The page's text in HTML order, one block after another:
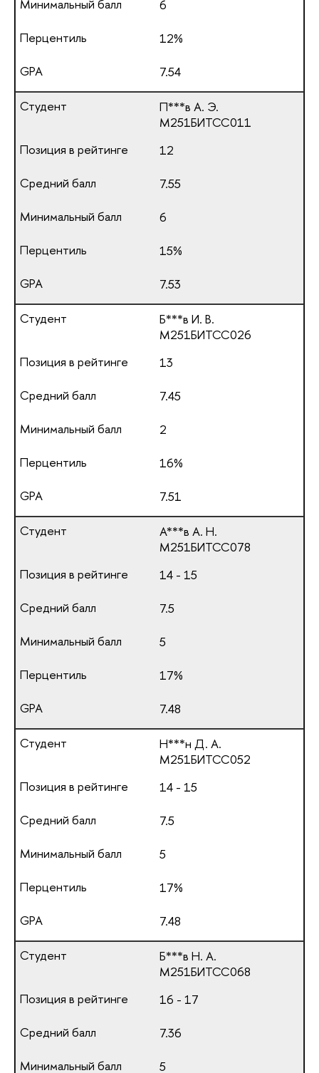
6
12%
7.54
П***в А. Э.
М251БИТСС011
12
7.55
6
15%
7.53
Б***в И. В.
М251БИТСС026
13
7.45
2
16%
7.51
А***в А. Н.
М251БИТСС078
14 - 15
7.5
5
17%
7.48
Н***н Д. А.
М251БИТСС052
14 - 15
7.5
5
17%
7.48
Б***в Н. А.
М251БИТСС068
16 - 17
7.36
5